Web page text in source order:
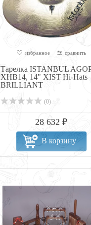
избранное сравнить
Тарелка ISTANBUL
XHB14, 14" XIST Hi-Hats
BRILLIANT
(0)
28 632 ₽
В корзину